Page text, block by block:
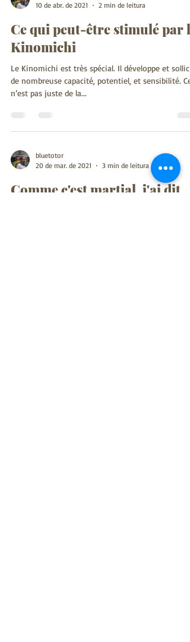
10 de abr. de 2021
2 min de leitura
Ce qui peut-être stimulé par le
Kinomichi
Le Kinomichi est très spécial. Il développe et
de nombreuse capacité, potentiel, et sensibilité. Ce
n’est pas juste de la...
bluetotor
20 de mar. de 2021
3 min de leitura
Comme c'est martial, j'ai dit